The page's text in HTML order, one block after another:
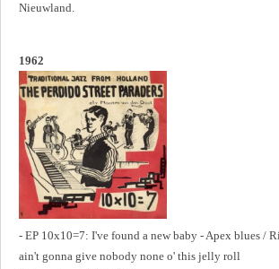
Nieuwland.
1962
- EP 10x10=7: I've found a new baby - Apex blues /
ain't gonna give nobody none o' this jelly roll